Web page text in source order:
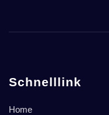
Schnelllink
Home